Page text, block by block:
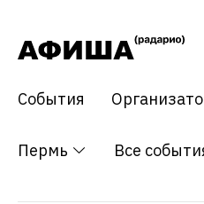
События
Пермь Все